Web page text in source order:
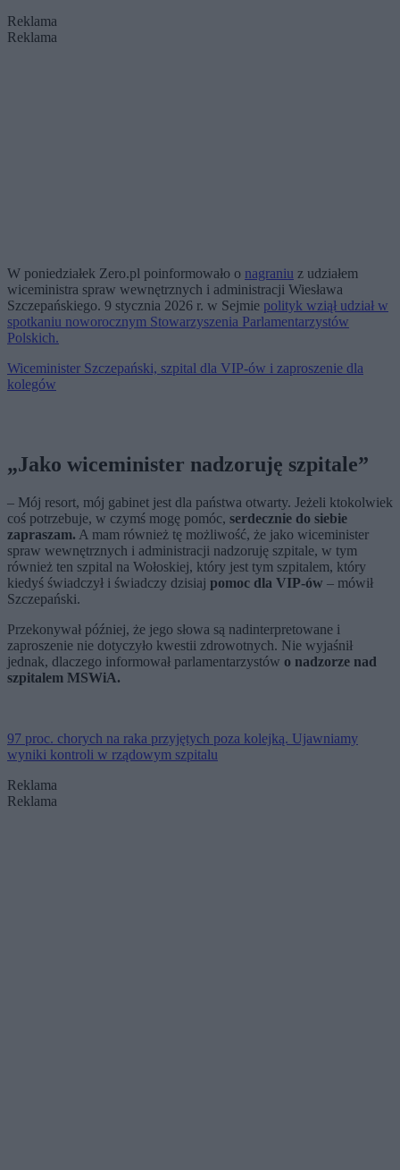
Reklama
Reklama
W poniedziałek Zero.pl poinformowało o nagraniu z udziałem
wiceministra spraw wewnętrznych i administracji Wiesława
Szczepańskiego. 9 stycznia 2026 r. w Sejmie polityk wziął udział w
spotkaniu noworocznym Stowarzyszenia Parlamentarzystów
Polskich.
Wiceminister Szczepański, szpital dla VIP-ów i zaproszenie dla
kolegów
„Jako wiceminister nadzoruję szpitale”
– Mój resort, mój gabinet jest dla państwa otwarty. Jeżeli ktokolwiek
coś potrzebuje, w czymś mogę pomóc, serdecznie do siebie
zapraszam. A mam również tę możliwość, że jako wiceminister
spraw wewnętrznych i administracji nadzoruję szpitale, w tym
również ten szpital na Wołoskiej, który jest tym szpitalem, który
kiedyś świadczył i świadczy dzisiaj pomoc dla VIP-ów – mówił
Szczepański.
Przekonywał później, że jego słowa są nadinterpretowane i
zaproszenie nie dotyczyło kwestii zdrowotnych. Nie wyjaśnił
jednak, dlaczego informował parlamentarzystów o nadzorze nad
szpitalem MSWiA.
97 proc. chorych na raka przyjętych poza kolejką. Ujawniamy
wyniki kontroli w rządowym szpitalu
Reklama
Reklama